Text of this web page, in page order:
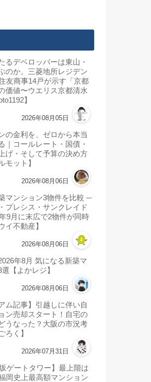
るデベロッパーは東山・
のか。三菱地所レジデン
友商事14戸が示す「京都
価値〜ウエリス京都清水
】
2026年08月05日
の金利を、ゼロから本当
｜コールレート・国債・
げ・そして予算の決め方
モット】
2026年08月06日
マンション3物件を比較 ─
プレシス・サンクレイド
9月に末広で2物件が同時
イ不動産】
2026年08月06日
年8月 気になる新築マ
【よかレジ】
2026年08月06日
ム記事】引越しに伴い自
ン売却スタート！自宅の
うなった？大阪の市況考
ろく】
2026年07月31日
ゲートタワー】最上階は
岡史上最高額マンション